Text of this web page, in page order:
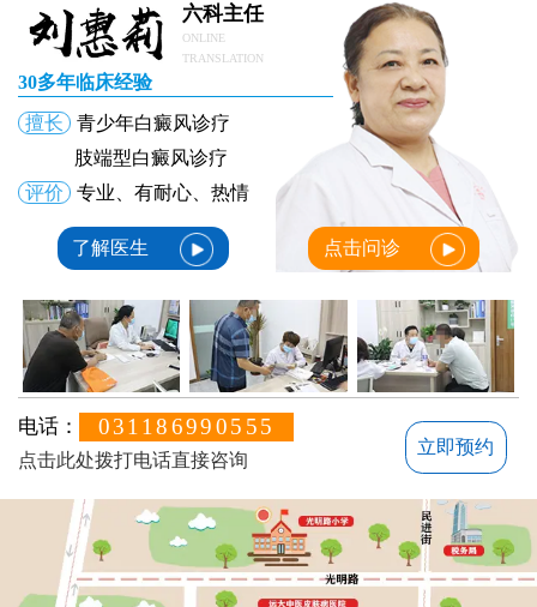
无色素痣在wood灯下什么颜色
六科主任
ONLINE
TRANSLATION
30多年临床经验
擅长
青少年白癜风诊疗
肢端型白癜风诊疗
评价
专业、有耐心、热情
了解医生 点击问诊
电话： 031186990555
点击此处拨打电话直接咨询
立即预约